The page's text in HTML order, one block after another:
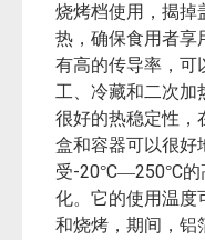
烧烤档使用，揭掉
热，确保食用者享
有高的传导率，可
工、冷藏和二次加
很好的热稳定性，
盒和容器可以很好
受-20°C—250°C的
化。它的使用温度
和烧烤，期间，铝